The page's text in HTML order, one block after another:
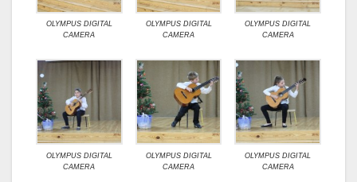
OLYMPUS DIGITAL
CAMERA
OLYMPUS DIGITAL
CAMERA
OLYMPUS DIGITAL
CAMERA
OLYMPUS DIGITAL
CAMERA
OLYMPUS DIGITAL
CAMERA
OLYMPUS DIGITAL
CAMERA